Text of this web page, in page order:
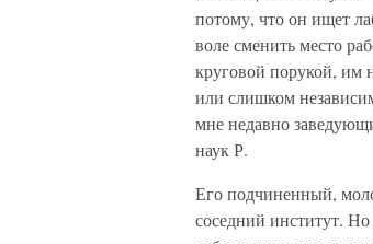
потому, что он ищет
воле сменить место
круговой порукой, им
или слишком
мне недавно
наук Р.
Его подчиненный,
соседний институт.